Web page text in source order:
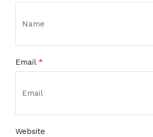
Email *
Website